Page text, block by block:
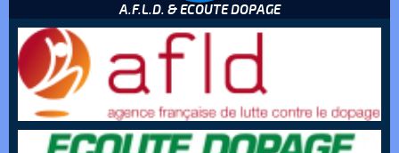
A.F.L.D. & ECOUTE DOPAGE